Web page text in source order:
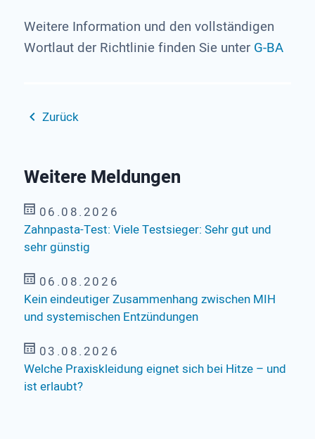
Weitere Information und den vollständigen
Wortlaut der Richtlinie finden Sie unter G-BA
Zurück
Weitere Meldungen
06.08.2026
Zahnpasta-Test: Viele Testsieger: Sehr gut und
sehr günstig
06.08.2026
Kein eindeutiger Zusammenhang zwischen MIH
und systemischen Entzündungen
03.08.2026
Welche Praxiskleidung eignet sich bei Hitze – und
ist erlaubt?